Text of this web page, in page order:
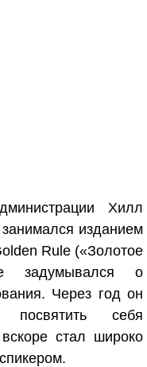
Хилл
изданием
Rule («Золотое
задумывался о
Через год он
себя
стал широко